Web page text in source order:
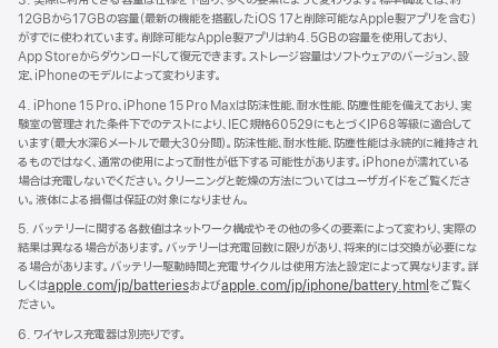
開
き
ま
す）
12GBから17GBの容量（最新の機能を搭載したiOS 17と削除可能なApple製アプリを含む）
がすでに使われています。削除可能なApple製アプリは約4.5GBの容量を使用しており、
App Storeからダウンロードして復元できます。ストレージ容量はソフトウェアのバージョン、設
定、iPhoneのモデルによって変わります。
4. iPhone 15 Pro、iPhone 15 Pro Maxは防沫性能、耐水性能、防塵性能を備えており、実
験室の管理された条件下でのテストにより、IEC規格60529にもとづくIP68等級に適合して
います（最大水深6メートルで最大30分間）。防沫性能、耐水性能、防塵性能は永続的に維持され
るものではなく、通常の使用によって耐性が低下する可能性があります。iPhoneが濡れている
場合は充電しないでください。クリーニングと乾燥の方法についてはユーザガイドをご覧くださ
い。液体による損傷は保証の対象になりません。
5. バッテリーに関する各数値はネットワーク構成やその他の多くの要素によって変わり、実際の
結果は異なる場合があります。バッテリーは充電回数に限りがあり、将来的には交換が必要にな
る場合があります。バッテリー駆動時間と充電サイクルは使用方法と設定によって異なります。詳
しくはapple.com/jp/batteriesおよびapple.com/jp/iphone/battery.html をご覧く
ださい。
6. ワイヤレス充電器は別売りです。